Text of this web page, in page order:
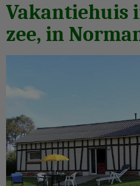
Vakantiehuis
zee, in